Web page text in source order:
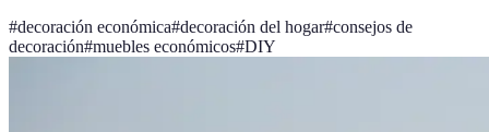
#decoración económica#decoración del hogar#consejos de
decoración#muebles económicos#DIY